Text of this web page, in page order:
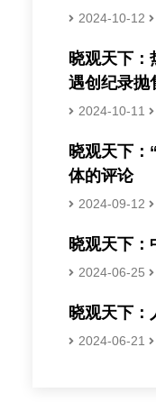
2024-10-12
晓观天下：
遇创纪录抛
2024-10-11
晓观天下：
体的评论
2024-09-12
晓观天下：
2024-06-25
晓观天下：
2024-06-21